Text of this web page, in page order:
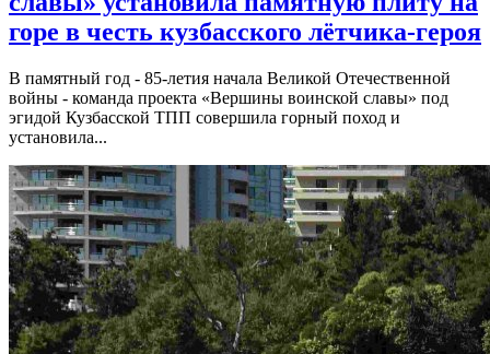
горе в честь кузбасского лётчика-героя
В памятный год - 85-летия начала Великой Отечественной
войны - команда проекта «Вершины воинской славы» под
эгидой Кузбасской ТПП совершила горный поход и
установила...